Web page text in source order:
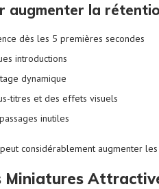
augmenter la
dès les 5 premières secondes
introductions
dynamique
titres et des effets visuels
inutiles
considérablement augmenter
Miniatures